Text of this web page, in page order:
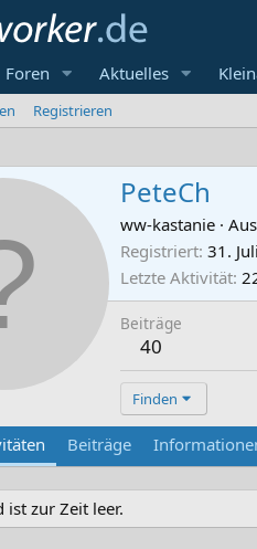
Foren Aktuelles
Registrieren
PeteCh
ww-kastanie · Aus
Registriert 31.
Letzte Aktivität
Beiträge
40
Finden
Beiträge
ist zur Zeit leer.